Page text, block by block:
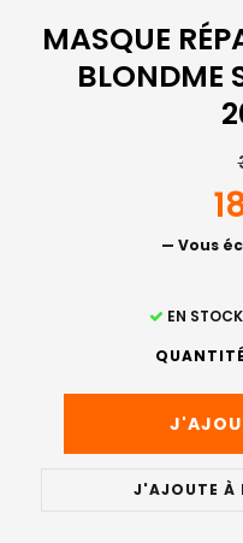
MASQUE
BLONDME
— Vous
EN
J'AJOUTE À